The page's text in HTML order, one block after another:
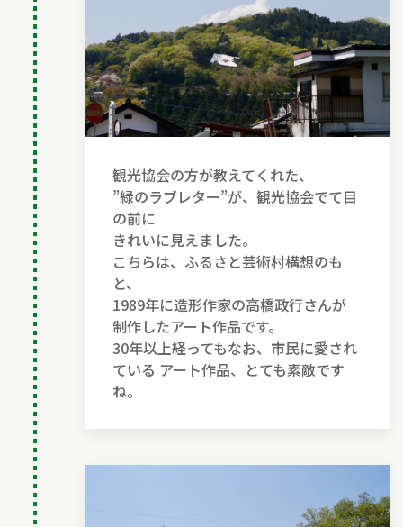
観光協会の方が教えてくれた、
”緑のラブレター”が、観光協会でて目
の前に
きれいに見えました。
こちらは、ふるさと芸術村構想のも
と、
1989年に造形作家の高橋政行さんが
制作したアート作品です。
30年以上経ってもなお、市民に愛され
ている アート作品、とても素敵です
ね。